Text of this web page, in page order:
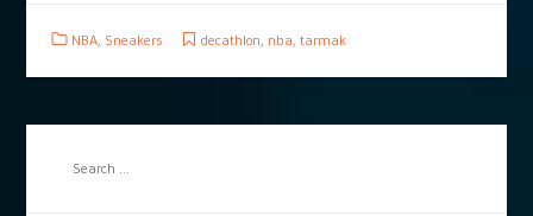
NBA, Sneakers decathlon nba tarmak